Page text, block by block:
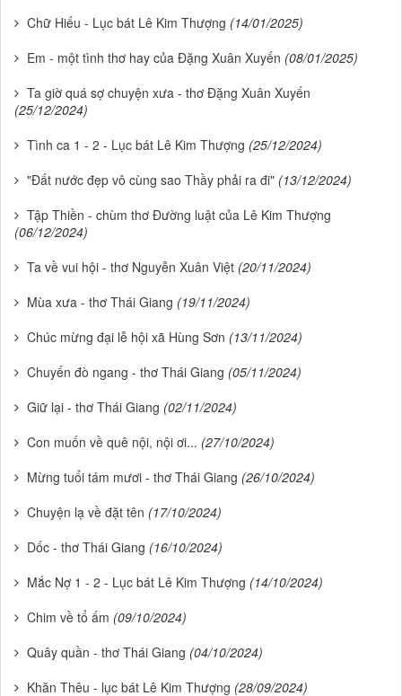
Chữ Hiếu - Lục bát Lê Kim Thượng (14/01/2025)
Em - một tình thơ hay của Đặng Xuân Xuyến (08/01/2025)
Ta giờ quá sợ chuyện xưa - thơ Đặng Xuân Xuyến
(25/12/2024)
Tình ca 1 - 2 - Lục bát Lê Kim Thượng (25/12/2024)
"Đất nước đẹp vô cùng sao Thầy phải ra đi" (13/12/2024)
Tập Thiền - chùm thơ Đường luật của Lê Kim Thượng
(06/12/2024)
Ta về vui hội - thơ Nguyễn Xuân Việt (20/11/2024)
Mùa xưa - thơ Thái Giang (19/11/2024)
Chúc mừng đại lễ hội xã Hùng Sơn (13/11/2024)
Chuyến đò ngang - thơ Thái Giang (05/11/2024)
Giữ lại - thơ Thái Giang (02/11/2024)
Con muốn về quê nội, nội ơi... (27/10/2024)
Mừng tuổi tám mươi - thơ Thái Giang (26/10/2024)
Chuyện lạ về đặt tên (17/10/2024)
Dốc - thơ Thái Giang (16/10/2024)
Mắc Nợ 1 - 2 - Lục bát Lê Kim Thượng (14/10/2024)
Chim về tổ ấm (09/10/2024)
Quây quần - thơ Thái Giang (04/10/2024)
Khăn Thêu - lục bát Lê Kim Thượng (28/09/2024)